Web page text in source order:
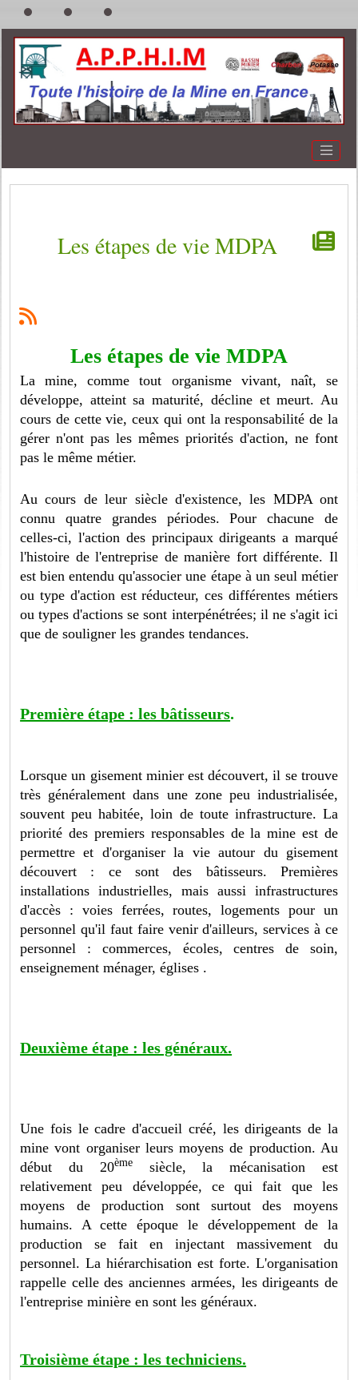
Les étapes de vie MDPA
Les étapes de vie MDPA
La mine, comme tout organisme vivant, naît, se
développe, atteint sa maturité, décline et meurt. Au
cours de cette vie, ceux qui ont la responsabilité de la
gérer n'ont pas les mêmes priorités d'action, ne font
pas le même métier.
Au cours de leur siècle d'existence, les MDPA ont
connu quatre grandes périodes. Pour chacune de
celles-ci, l'action des principaux dirigeants a marqué
l'histoire de l'entreprise de manière fort différente. Il
est bien entendu qu'associer une étape à un seul métier
ou type d'action est réducteur, ces différentes métiers
ou types d'actions se sont interpénétrées; il ne s'agit ici
que de souligner les grandes tendances.
Première étape : les bâtisseurs.
Lorsque un gisement minier est découvert, il se trouve
très généralement dans une zone peu industrialisée,
souvent peu habitée, loin de toute infrastructure. La
priorité des premiers responsables de la mine est de
permettre et d'organiser la vie autour du gisement
découvert : ce sont des bâtisseurs. Premières
installations industrielles, mais aussi infrastructures
d'accès : voies ferrées, routes, logements pour un
personnel qu'il faut faire venir d'ailleurs, services à ce
personnel : commerces, écoles, centres de soin,
enseignement ménager, églises .
Deuxième étape : les généraux.
Une fois le cadre d'accueil créé, les dirigeants de la
mine vont organiser leurs moyens de production. Au
début du 20èmesiècle, la mécanisation est
relativement peu développée, ce qui fait que les
moyens de production sont surtout des moyens
humains. A cette époque le développement de la
production se fait en injectant massivement du
personnel. La hiérarchisation est forte. L'organisation
rappelle celle des anciennes armées, les dirigeants de
l'entreprise minière en sont les généraux.
Troisième étape : les techniciens.